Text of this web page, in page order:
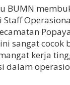
BUMN
sangat cocok
kerja
dalam